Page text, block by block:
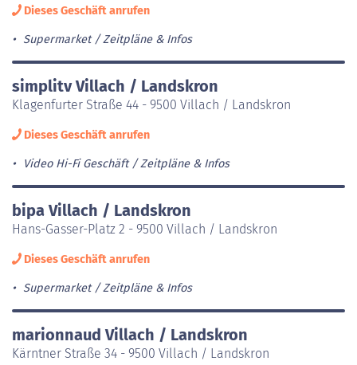
Dieses Geschäft anrufen
Supermarket Zeitpläne & Infos
simplitv Villach / Landskron
Klagenfurter Straße 44 - 9500 Villach / Landskron
Dieses Geschäft anrufen
Video Hi-Fi Geschäft Zeitpläne & Infos
bipa Villach / Landskron
Hans-Gasser-Platz 2 - 9500 Villach / Landskron
Dieses Geschäft anrufen
Supermarket Zeitpläne & Infos
marionnaud Villach / Landskron
Kärntner Straße 34 - 9500 Villach / Landskron